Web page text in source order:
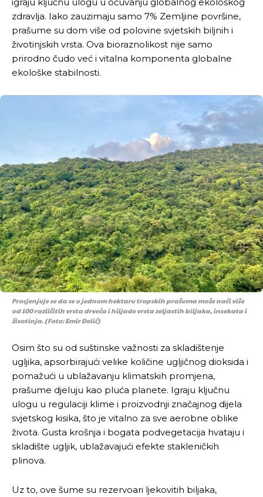
[wpuf_form id=”7463”]
[wpuf_form id=”7463”]
igraju ključnu ulogu u očuvanju globalnog ekološkog
zdravlja. Iako zauzimaju samo 7% Zemljine površine,
prašume su dom više od polovine svjetskih biljnih i
životinjskih vrsta. Ova bioraznolikost nije samo
prirodno čudo već i vitalna komponenta globalne
ekološke stabilnosti.
Procjenjuje se da se u jednom hektaru tropskih prašuma može naći više
od 100 različitih vrsta drveća i hiljade vrsta zeljastih biljaka, insekata i
životinja. (Foto: Emir Delić)
Osim što su od suštinske važnosti za skladištenje
ugljika, apsorbirajući velike količine ugljičnog dioksida i
pomažući u ublažavanju klimatskih promjena,
prašume djeluju kao pluća planete. Igraju ključnu
ulogu u regulaciji klime i proizvodnji značajnog dijela
svjetskog kisika, što je vitalno za sve aerobne oblike
života. Gusta krošnja i bogata podvegetacija hvataju i
skladište ugljik, ublažavajući efekte stakleničkih
plinova.
Uz to, ove šume su rezervoari ljekovitih biljaka,